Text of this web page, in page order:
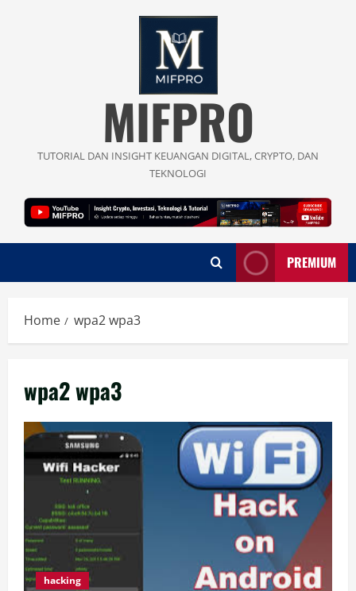
MIFPRO
TUTORIAL DAN INSIGHT KEUANGAN DIGITAL, CRYPTO, DAN
TEKNOLOGI
PREMIUM
Home wpa2 wpa3
wpa2 wpa3
hacking